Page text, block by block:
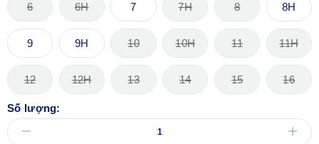
6 6H 7 7H 8 8H
9 9H 10 10H 11 11H
12 12H 13 14 15 16
Số lượng: